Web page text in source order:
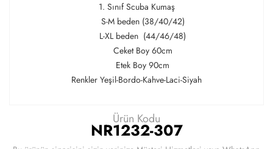
1. Sınıf Scuba Kumaş
S-M beden (38/40/42)
L-XL beden (44/46/48)
Ceket Boy 60cm
Etek Boy 90cm
Renkler Yeşil-Bordo-Kahve-Laci-Siyah
Ürün Kodu
NR1232-307